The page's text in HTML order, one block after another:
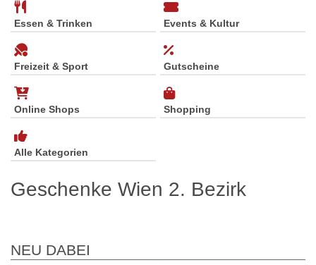
Essen & Trinken Events & Kultur
Freizeit & Sport Gutscheine
Online Shops Shopping
Alle Kategorien
Geschenke Wien 2. Bezirk
NEU DABEI